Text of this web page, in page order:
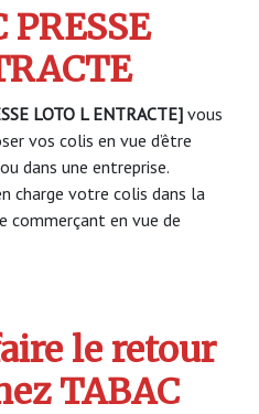
LOTO L ENTRACTE] vous
vos colis en vue d’être
dans une entreprise.
charge votre colis dans la
commerçant en vue de
le retour
TABAC